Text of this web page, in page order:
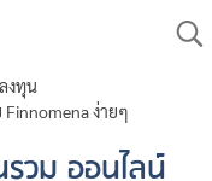
งทุน
ง่ายๆ
วม ออนไลน์